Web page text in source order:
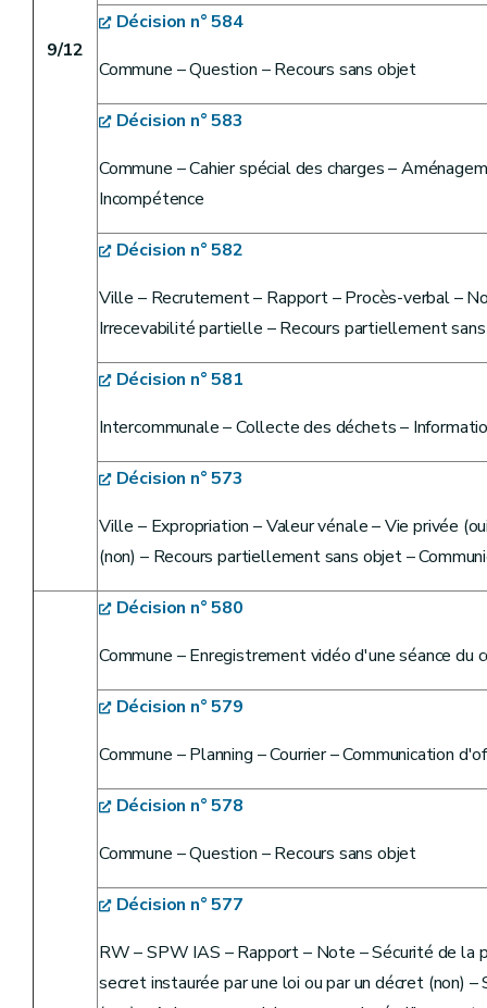
9/12
Décision n° 584
Commune – Question – Recours sans objet
Décision n° 583
Commune – Cahier spécial des charges –
Incompétence
Décision n° 582
Ville – Recrutement – Rapport – Procès-verbal –
Irrecevabilité partielle – Recours partiellement
Décision n° 581
Intercommunale – Collecte des déchets –
Décision n° 573
Ville – Expropriation – Valeur vénale – Vie privée
(non) – Recours partiellement sans objet –
Décision n° 580
Commune – Enregistrement vidéo d'une séance du
Décision n° 579
Commune – Planning – Courrier – Communication
Décision n° 578
Commune – Question – Recours sans objet
Décision n° 577
RW – SPW IAS – Rapport – Note – Sécurité de la
secret instaurée par une loi ou par un décret (non)